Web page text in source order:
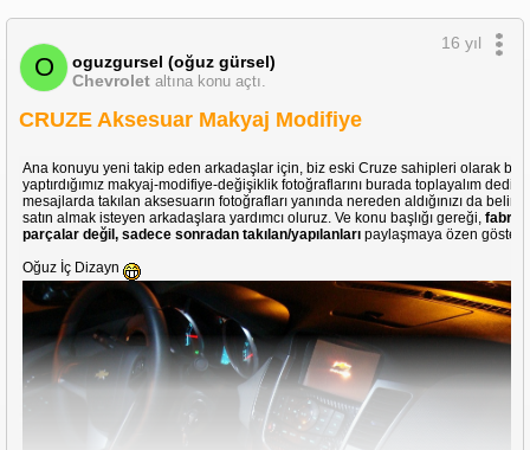
O
oguzgursel (oğuz gürsel)
Chevrolet altına konu açtı.
16 yıl
CRUZE Aksesuar Makyaj Modifiye
Ana konuyu yeni takip eden arkadaşlar için, biz eski Cruze sahipleri olarak
yaptırdığımız makyaj-modifiye-değişiklik fotoğraflarını burada toplayalım
mesajlarda takılan aksesuarın fotoğrafları yanında nereden aldığınızı da
satın almak isteyen arkadaşlara yardımcı oluruz. Ve konu başlığı gereği,
parçalar değil, sadece sonradan takılan/yapılanları paylaşmaya özen
Oğuz İç Dizayn